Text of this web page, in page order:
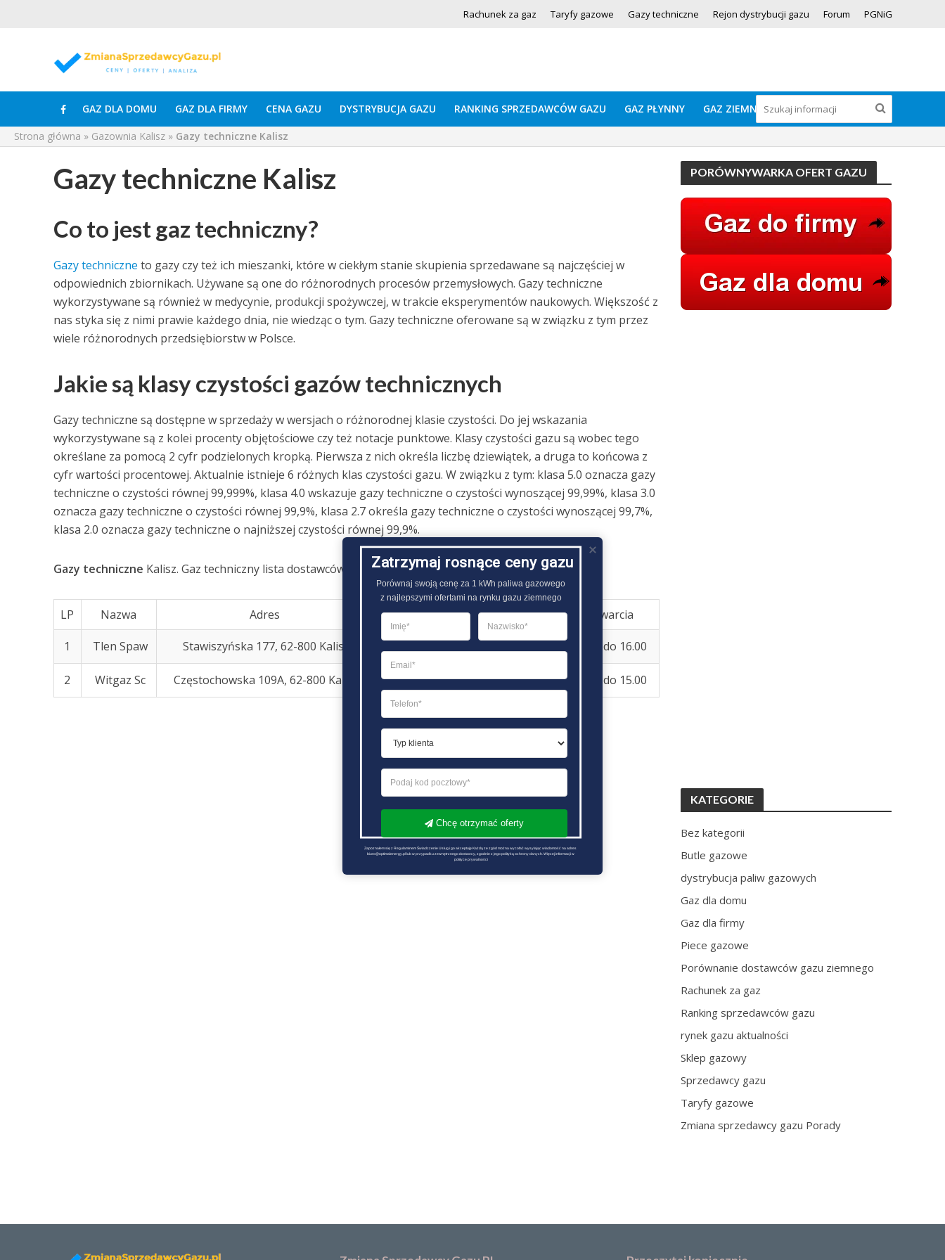
Rachunek za gaz Taryfy gazowe Gazy techniczne Rejon dystrybucji gazu Forum PGNiG
GAZ DLA DOMU GAZ DLA FIRMY CENA GAZU DYSTRYBUCJA GAZU RANKING SPRZEDAWCÓW GAZU GAZ PŁYNNY GAZ ZIEMNY
Strona główna » Gazownia Kalisz » Gazy techniczne Kalisz
Gazy techniczne Kalisz
Co to jest gaz techniczny?
Gazy techniczne to gazy czy też ich mieszanki, które w ciekłym stanie skupienia sprzedawane są najczęściej w
odpowiednich zbiornikach. Używane są one do różnorodnych procesów przemysłowych. Gazy techniczne
wykorzystywane są również w medycynie, produkcji spożywczej, w trakcie eksperymentów naukowych. Większość z
nas styka się z nimi prawie każdego dnia, nie wiedząc o tym. Gazy techniczne oferowane są w związku z tym przez
wiele różnorodnych przedsiębiorstw w Polsce.
Jakie są klasy czystości gazów technicznych
Gazy techniczne są dostępne w sprzedaży w wersjach o różnorodnej klasie czystości. Do jej wskazania
wykorzystywane są z kolei procenty objętościowe czy też notacje punktowe. Klasy czystości gazu są wobec tego
określane za pomocą 2 cyfr podzielonych kropką. Pierwsza z nich określa liczbę dziewiątek, a druga to końcowa z
cyfr wartości procentowej. Aktualnie istnieje 6 różnych klas czystości gazu. W związku z tym: klasa 5.0 oznacza gazy
techniczne o czystości równej 99,999%, klasa 4.0 wskazuje gazy techniczne o czystości wynoszącej 99,99%, klasa 3.0
oznacza gazy techniczne o czystości równej 99,9%, klasa 2.7 określa gazy techniczne o czystości wynoszącej 99,7%,
klasa 2.0 oznacza gazy techniczne o najniższej czystości równej 99,9%.
Gazy techniczne Kalisz. Gaz techniczny lista dostawców:
LP Nazwa Adres E-mail Telefon Godziny otwarcia
1 Tlen Spaw Stawiszyńska 177, 62-800 Kalisz Pon – Pt: 8.00 do 16.00
2 Witgaz Sc Częstochowska 109A, 62-800 Kalisz 62 753 59 33 Pon – Pt: 7.00 do 15.00
PORÓWNYWARKA OFERT GAZU
KATEGORIE
Bez kategorii
Butle gazowe
dystrybucja paliw gazowych
Gaz dla domu
Gaz dla firmy
Piece gazowe
Porównanie dostawców gazu ziemnego
Rachunek za gaz
Ranking sprzedawców gazu
rynek gazu aktualności
Sklep gazowy
Sprzedawcy gazu
Taryfy gazowe
Zmiana sprzedawcy gazu Porady
Zatrzymaj rosnące ceny gazu
Porównaj swoją cenę za 1 kWh paliwa gazowego
z najlepszymi ofertami na rynku gazu ziemnego
Chcę otrzymać oferty
Zapoznałem się z Regulaminem Świadczenie Usług i go akceptuję Każdą ze zgód można wycofać wysyłając wiadomość na adres
biuro@optimalenergy.pl lub w przypadku zewnętrznego dostawcy, zgodnie z jego polityką ochrony danych. Więcej informacji w
polityce prywatności